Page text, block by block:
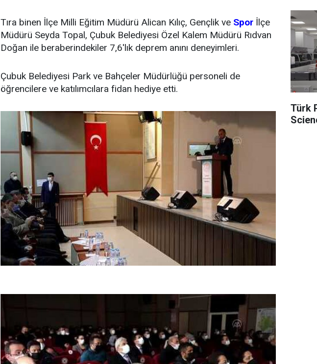
Tıra binen İlçe Milli Eğitim Müdürü Alican Kılıç, Gençlik ve Spor İlçe
Müdürü Seyda Topal, Çubuk Belediyesi Özel Kalem Müdürü Rıdvan
Doğan ile beraberindekiler 7,6'lık deprem anını deneyimleri.
Çubuk Belediyesi Park ve Bahçeler Müdürlüğü personeli de
öğrencilere ve katılımcılara fidan hediye etti.
Türk